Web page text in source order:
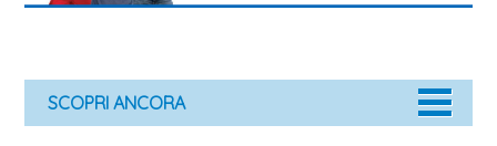
SCOPRI ANCORA